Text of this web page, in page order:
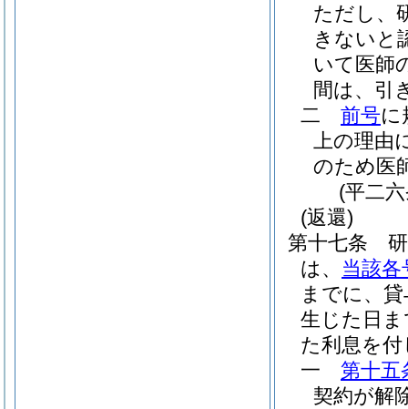
ただし、
きないと
いて医師
間は、引
二
前号に
上の理由
のため医
(平二
(返還)
第十七条
は、 当該各
までに、
生じた日
た利息を
一
第十五
契約が解